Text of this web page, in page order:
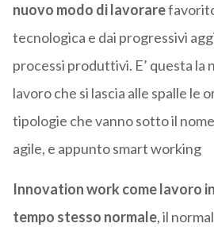
nuovo modo di lavorare
tecnologica e dai progressivi
processi produttivi. E’ questa la
lavoro che si lascia alle spalle le
tipologie che vanno sotto il
agile, e appunto smart working
Innovation work come lavoro
tempo stesso normale, il